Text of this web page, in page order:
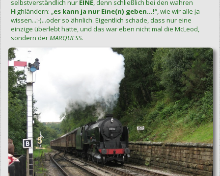
selbstverständlich nur EINE, denn schließlich bei den wahren
Highländern: „es kann ja nur Eine(n) geben...!“, wie wir alle ja
wissen...:-)...oder so ähnlich. Eigentlich schade, dass nur eine
einzige überlebt hatte, und das war eben nicht mal die McLeod,
sondern derMARQUESS.